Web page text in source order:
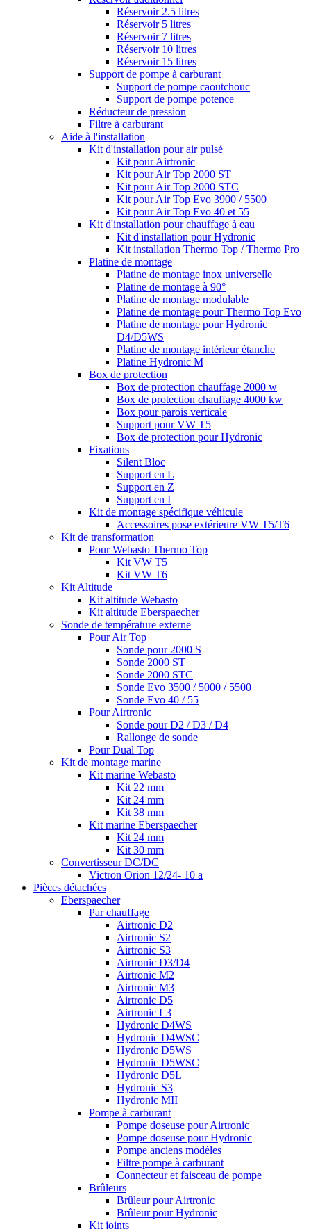
Réservoir 2.5 litres
Réservoir 5 litres
Réservoir 7 litres
Réservoir 10 litres
Réservoir 15 litres
Support de pompe à carburant
Support de pompe caoutchouc
Support de pompe potence
Réducteur de pression
Filtre à carburant
Aide à l'installation
Kit d'installation pour air pulsé
Kit pour Airtronic
Kit pour Air Top 2000 ST
Kit pour Air Top 2000 STC
Kit pour Air Top Evo 3900 / 5500
Kit pour Air Top Evo 40 et 55
Kit d'installation pour chauffage à eau
Kit d'installation pour Hydronic
Kit installation Thermo Top / Thermo Pro
Platine de montage
Platine de montage inox universelle
Platine de montage à 90°
Platine de montage modulable
Platine de montage pour Thermo Top Evo
Platine de montage pour Hydronic
D4/D5WS
Platine de montage intérieur étanche
Platine Hydronic M
Box de protection
Box de protection chauffage 2000 w
Box de protection chauffage 4000 kw
Box pour parois verticale
Support pour VW T5
Box de protection pour Hydronic
Fixations
Silent Bloc
Support en L
Support en Z
Support en I
Kit de montage spécifique véhicule
Accessoires pose extérieure VW T5/T6
Kit de transformation
Pour Webasto Thermo Top
Kit VW T5
Kit VW T6
Kit Altitude
Kit altitude Webasto
Kit altitude Eberspaecher
Sonde de température externe
Pour Air Top
Sonde pour 2000 S
Sonde 2000 ST
Sonde 2000 STC
Sonde Evo 3500 / 5000 / 5500
Sonde Evo 40 / 55
Pour Airtronic
Sonde pour D2 / D3 / D4
Rallonge de sonde
Pour Dual Top
Kit de montage marine
Kit marine Webasto
Kit 22 mm
Kit 24 mm
Kit 38 mm
Kit marine Eberspaecher
Kit 24 mm
Kit 30 mm
Convertisseur DC/DC
Victron Orion 12/24- 10 a
Pièces détachées
Eberspaecher
Par chauffage
Airtronic D2
Airtronic S2
Airtronic S3
Airtronic D3/D4
Airtronic M2
Airtronic M3
Airtronic D5
Airtronic L3
Hydronic D4WS
Hydronic D4WSC
Hydronic D5WS
Hydronic D5WSC
Hydronic D5L
Hydronic S3
Hydronic MII
Pompe à carburant
Pompe doseuse pour Airtronic
Pompe doseuse pour Hydronic
Pompe anciens modèles
Filtre pompe à carburant
Connecteur et faisceau de pompe
Brûleurs
Brûleur pour Airtronic
Brûleur pour Hydronic
Kit joints